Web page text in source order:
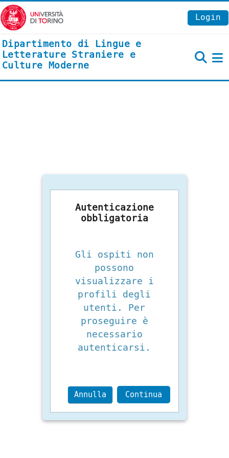
Vai al contenuto principale
Login
Dipartimento di Lingue e
Letterature Straniere e
Culture Moderne
Autenticazione
obbligatoria
Gli ospiti non
possono
visualizzare i
profili degli
utenti. Per
proseguire è
necessario
autenticarsi.
Annulla Continua